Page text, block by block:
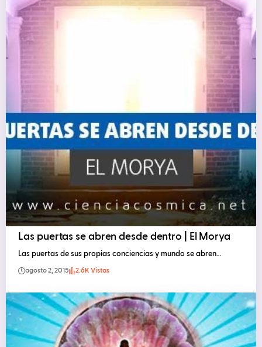
Las puertas se abren desde dentro | El Morya
Las puertas de sus propias conciencias y mundo se abren…
agosto 2, 2015 2.6K Vistas